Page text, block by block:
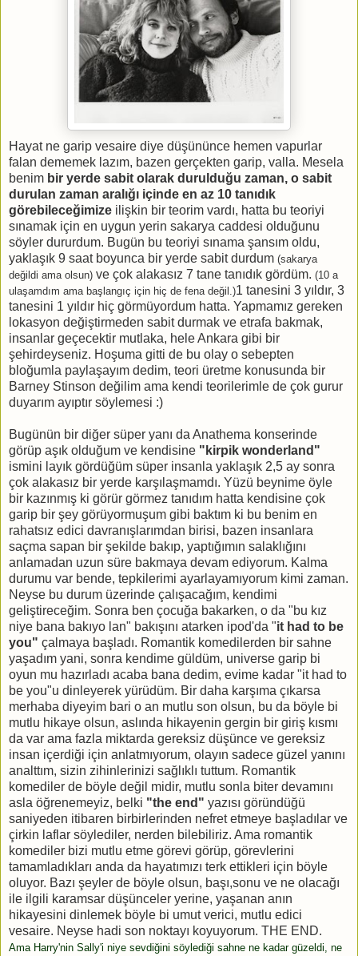
Hayat ne garip vesaire diye düşününce hemen vapurlar
falan dememek lazım, bazen gerçekten garip, valla. Mesela
benim bir yerde sabit olarak durulduğu zaman, o sabit
durulan zaman aralığı içinde en az 10 tanıdık
görebileceğimize ilişkin bir teorim vardı, hatta bu teoriyi
sınamak için en uygun yerin sakarya caddesi olduğunu
söyler dururdum. Bugün bu teoriyi sınama şansım oldu,
yaklaşık 9 saat boyunca bir yerde sabit durdum (sakarya
değildi ama olsun) ve çok alakasız 7 tane tanıdık gördüm. (10 a
ulaşamdım ama başlangıç için hiç de fena değil.)1 tanesini 3 yıldır, 3
tanesini 1 yıldır hiç görmüyordum hatta. Yapmamız gereken
lokasyon değiştirmeden sabit durmak ve etrafa bakmak,
insanlar geçecektir mutlaka, hele Ankara gibi bir
şehirdeyseniz. Hoşuma gitti de bu olay o sebepten
bloğumla paylaşayım dedim, teori üretme konusunda bir
Barney Stinson değilim ama kendi teorilerimle de çok gurur
duyarım ayıptır söylemesi :)
Bugünün bir diğer süper yanı da Anathema konserinde
görüp aşık olduğum ve kendisine "kirpik wonderland"
ismini layık gördüğüm süper insanla yaklaşık 2,5 ay sonra
çok alakasız bir yerde karşılaşmamdı. Yüzü beynime öyle
bir kazınmış ki görür görmez tanıdım hatta kendisine çok
garip bir şey görüyormuşum gibi baktım ki bu benim en
rahatsız edici davranışlarımdan birisi, bazen insanlara
saçma sapan bir şekilde bakıp, yaptığımın salaklığını
anlamadan uzun süre bakmaya devam ediyorum. Kalma
durumu var bende, tepkilerimi ayarlayamıyorum kimi zaman.
Neyse bu durum üzerinde çalışacağım, kendimi
geliştireceğim. Sonra ben çocuğa bakarken, o da "bu kız
niye bana bakıyo lan" bakışını atarken ipod'da "it had to be
you" çalmaya başladı. Romantik komedilerden bir sahne
yaşadım yani, sonra kendime güldüm, universe garip bi
oyun mu hazırladı acaba bana dedim, evime kadar "it had to
be you"u dinleyerek yürüdüm. Bir daha karşıma çıkarsa
merhaba diyeyim bari o an mutlu son olsun, bu da böyle bi
mutlu hikaye olsun, aslında hikayenin gergin bir giriş kısmı
da var ama fazla miktarda gereksiz düşünce ve gereksiz
insan içerdiği için anlatmıyorum, olayın sadece güzel yanını
analttım, sizin zihinlerinizi sağlıklı tuttum. Romantik
komediler de böyle değil midir, mutlu sonla biter devamını
asla öğrenemeyiz, belki "the end" yazısı göründüğü
saniyeden itibaren birbirlerinden nefret etmeye başladılar ve
çirkin laflar söylediler, nerden bilebiliriz. Ama romantik
komediler bizi mutlu etme görevi görüp, görevlerini
tamamladıkları anda da hayatımızı terk ettikleri için böyle
oluyor. Bazı şeyler de böyle olsun, başı,sonu ve ne olacağı
ile ilgili karamsar düşünceler yerine, yaşanan anın
hikayesini dinlemek böyle bi umut verici, mutlu edici
vesaire. Neyse hadi son noktayı koyuyorum. THE END.
Ama Harry'nin Sally'i niye sevdiğini söylediği sahne ne kadar güzeldi, ne